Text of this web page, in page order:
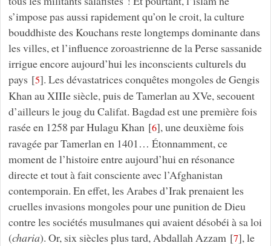
s’impose pas aussi rapidement qu’on le croit, la culture
bouddhiste des Kouchans reste longtemps dominante dans
les villes, et l’influence zoroastrienne de la Perse sassanide
irrigue encore aujourd’hui les inconscients culturels du
pays [5]. Les dévastatrices conquêtes mongoles de Gengis
Khan au XIIIe siècle, puis de Tamerlan au XVe, secouent
d’ailleurs le joug du Califat. Bagdad est une première fois
rasée en 1258 par Hulagu Khan[6], une deuxième fois
ravagée par Tamerlan en 1401… Étonnamment, ce
moment de l’histoire entre aujourd’hui en résonance
directe et tout à fait consciente avec l’Afghanistan
contemporain. En effet, les Arabes d’Irak prenaient les
cruelles invasions mongoles pour une punition de Dieu
contre les sociétés musulmanes qui avaient désobéi à sa loi
(charia). Or, six siècles plus tard, Abdallah Azzam[7], le